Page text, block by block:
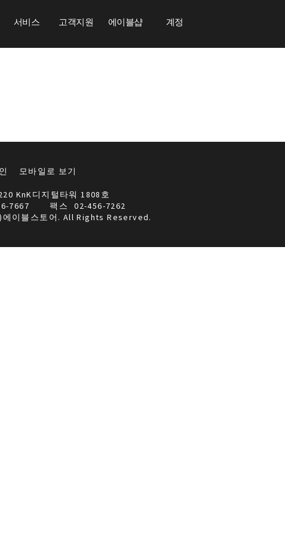
서비스 고객지원 에이블샵 계정
모바일로 보기
KnK디지털타워 1808호
7667 팩스
02-456-7262
이블스토어. All Rights Reserved.